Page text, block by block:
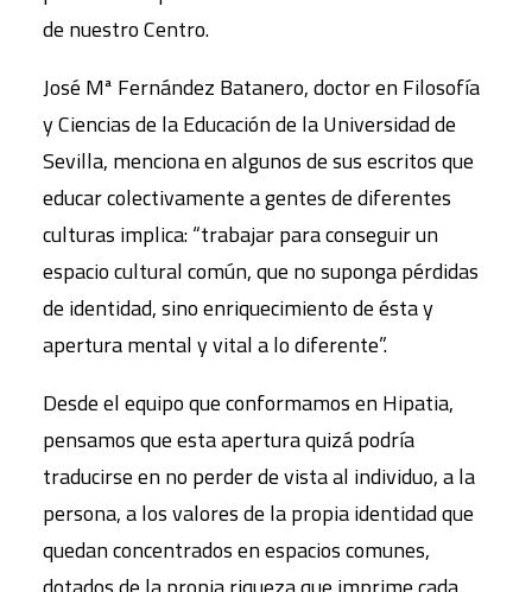
de nuestro Centro.
José Mª Fernández Batanero, doctor en Filosofía
y Ciencias de la Educación de la Universidad de
Sevilla, menciona en algunos de sus escritos que
educar colectivamente a gentes de diferentes
culturas implica: “trabajar para conseguir un
espacio cultural común, que no suponga pérdidas
de identidad, sino enriquecimiento de ésta y
apertura mental y vital a lo diferente”.
Desde el equipo que conformamos en Hipatia,
pensamos que esta apertura quizá podría
traducirse en no perder de vista al individuo, a la
persona, a los valores de la propia identidad que
quedan concentrados en espacios comunes,